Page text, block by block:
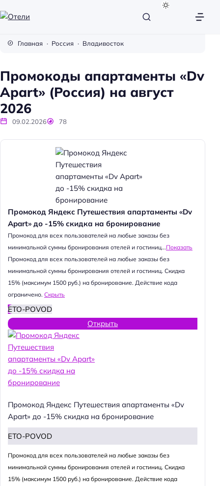
и
Главная Россия Владивосток
Промокоды апартаменты «Dv
Apart» (Россия) на август
2026
09.02.2026 78
Промокод Яндекс Путешествия апартаменты «Dv
Apart» до -15% скидка на бронирование
Промокод для всех пользователей на любые заказы без
минимальной суммы бронирования отелей и гостиниц...Показать
Промокод для всех пользователей на любые заказы без
минимальной суммы бронирования отелей и гостиниц. Скидка
15% (максимум 1500 руб.) на бронирование. Действие кода
ограничено. Скрыть
ETO-POVOD
Открыть
Промокод Яндекс Путешествия апартаменты «Dv
Apart» до -15% скидка на бронирование
ETO-POVOD
Промокод для всех пользователей на любые заказы без
минимальной суммы бронирования отелей и гостиниц. Скидка
15% (максимум 1500 руб.) на бронирование. Действие кода